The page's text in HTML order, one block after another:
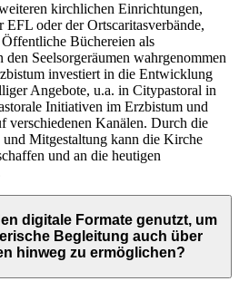
kirchlichen Einrichtungen,
EFL oder der Ortscaritasverbände,
Büchereien als
Seelsorgeräumen wahrgenommen
investiert in die Entwicklung
Angebote, u.a. in Citypastoral in
Initiativen im Erzbistum und
verschiedenen Kanälen. Durch die
Mitgestaltung kann die Kirche
und an die heutigen
digitale Formate genutzt, um
Begleitung auch über
hinweg zu ermöglichen?